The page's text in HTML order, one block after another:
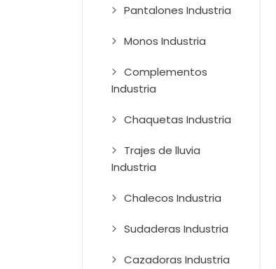
Pantalones Industria
Monos Industria
Complementos
Industria
Chaquetas Industria
Trajes de lluvia
Industria
Chalecos Industria
Sudaderas Industria
Cazadoras Industria